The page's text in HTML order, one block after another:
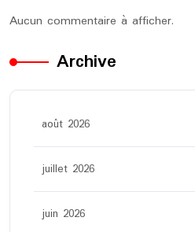
Aucun commentaire à afficher.
Archive
août 2026
juillet 2026
juin 2026